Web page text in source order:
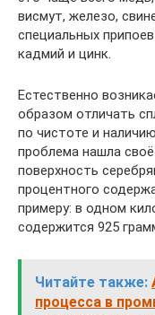
висмут, железо,
специальных
кадмий и цинк.
Естественно
образом отличать
по чистоте и
проблема нашла
поверхность
процентного
примеру: в одном
содержится 925
Читайте также:
процесса в